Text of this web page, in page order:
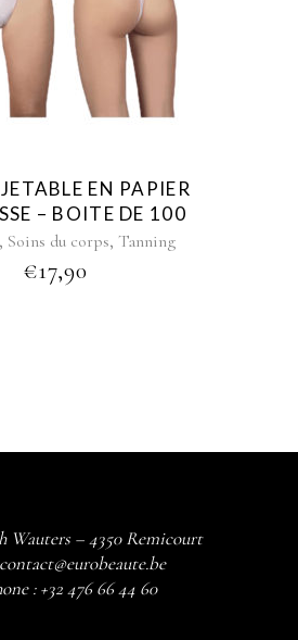
EN PAPIER
– BOITE DE 100
, Soins du corps, Tanning
€17,90
Wauters – 4350 Remicourt
contact@eurobeaute.be
:+32 476 66 44 60